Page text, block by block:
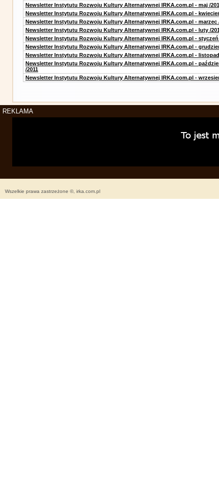
Newsletter Instytutu Rozwoju Kultury Alternatywnej IRKA.com.pl - maj /
Newsletter Instytutu Rozwoju Kultury Alternatywnej IRKA.com.pl -
Newsletter Instytutu Rozwoju Kultury Alternatywnej IRKA.com.pl - marzec
Newsletter Instytutu Rozwoju Kultury Alternatywnej IRKA.com.pl - luty /
Newsletter Instytutu Rozwoju Kultury Alternatywnej IRKA.com.pl - styczeń
Newsletter Instytutu Rozwoju Kultury Alternatywnej IRKA.com.pl -
Newsletter Instytutu Rozwoju Kultury Alternatywnej IRKA.com.pl - listopad
Newsletter Instytutu Rozwoju Kultury Alternatywnej IRKA.com.pl -
/2011
Newsletter Instytutu Rozwoju Kultury Alternatywnej IRKA.com.pl -
REKLAMA
Wszelkie prawa zastrzeżone ©, irka.com.pl